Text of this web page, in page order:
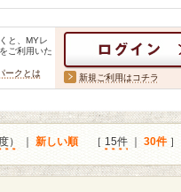
と、MYレ
ご利用いた
ークとは 新規ご利用はコチラ
） 新しい順 ［ 15件 30件 ］